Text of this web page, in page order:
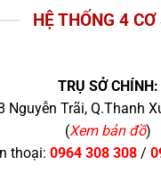
HỆ THỐNG 4 CƠ
TRỤ SỞ CHÍNH:
Nguyễn Trãi, Q.Thanh
(Xem bản đồ)
thoại: 0964 308 308/